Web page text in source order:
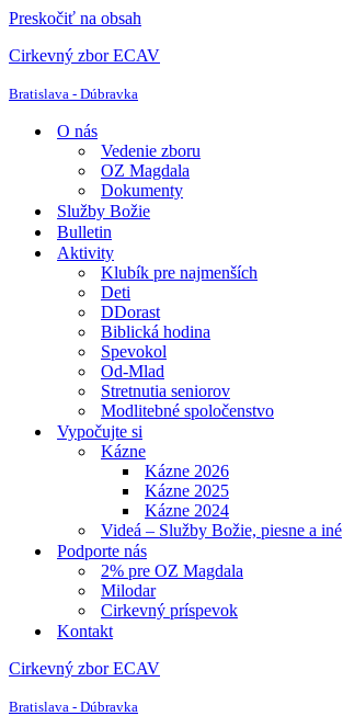
Preskočiť na obsah
Cirkevný zbor ECAV
Bratislava - Dúbravka
O nás
Vedenie zboru
OZ Magdala
Dokumenty
Služby Božie
Bulletin
Aktivity
Klubík pre najmenších
Deti
DDorast
Biblická hodina
Spevokol
Od-Mlad
Stretnutia seniorov
Modlitebné spoločenstvo
Vypočujte si
Kázne
Kázne 2026
Kázne 2025
Kázne 2024
Videá – Služby Božie, piesne a iné
Podporte nás
2% pre OZ Magdala
Milodar
Cirkevný príspevok
Kontakt
Cirkevný zbor ECAV
Bratislava - Dúbravka